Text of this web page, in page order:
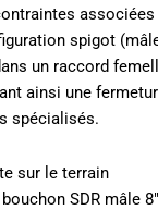
spigot
un raccord
ainsi une
spécialisés.
sur le terrain
SDR mâle